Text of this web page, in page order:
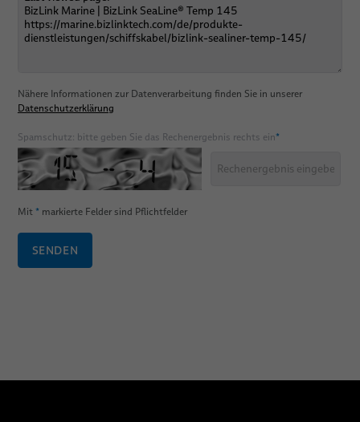
Nähere Informationen zur Datenverarbeitung finden Sie in unserer
Datenschutzerklärung
Spamschutz: bitte geben Sie das Rechenergebnis rechts ein*
Mit * markierte Felder sind Pflichtfelder
SENDEN